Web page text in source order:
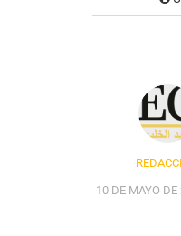
10 DE MAYO